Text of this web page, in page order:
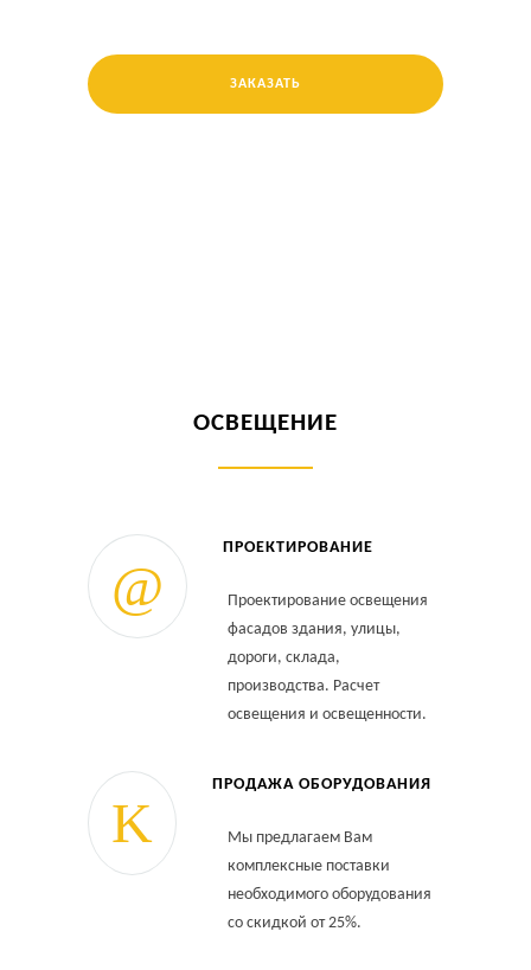
ЗАКАЗАТЬ
ОСВЕЩЕНИЕ
ПРОЕКТИРОВАНИЕ
Проектирование освещения
фасадов здания, улицы,
дороги, склада,
производства. Расчет
освещения и освещенности.
ПРОДАЖА ОБОРУДОВАНИЯ
Мы предлагаем Вам
комплексные поставки
необходимого оборудования
со скидкой от 25%.